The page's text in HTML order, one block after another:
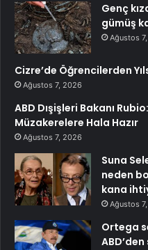
Genç
gümüş
Ağustos
Cizre’de Öğrencilerden
Ağustos 7, 2026
ABD Dışişleri Bakanı
Müzakerelere Hala Hazır
Ağustos 7, 2026
Suna
neden
kana
Ağustos
Ortega